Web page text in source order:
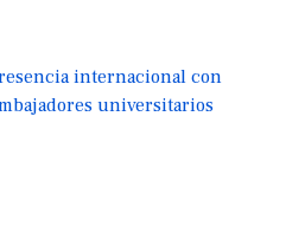
internacional con
universitarios